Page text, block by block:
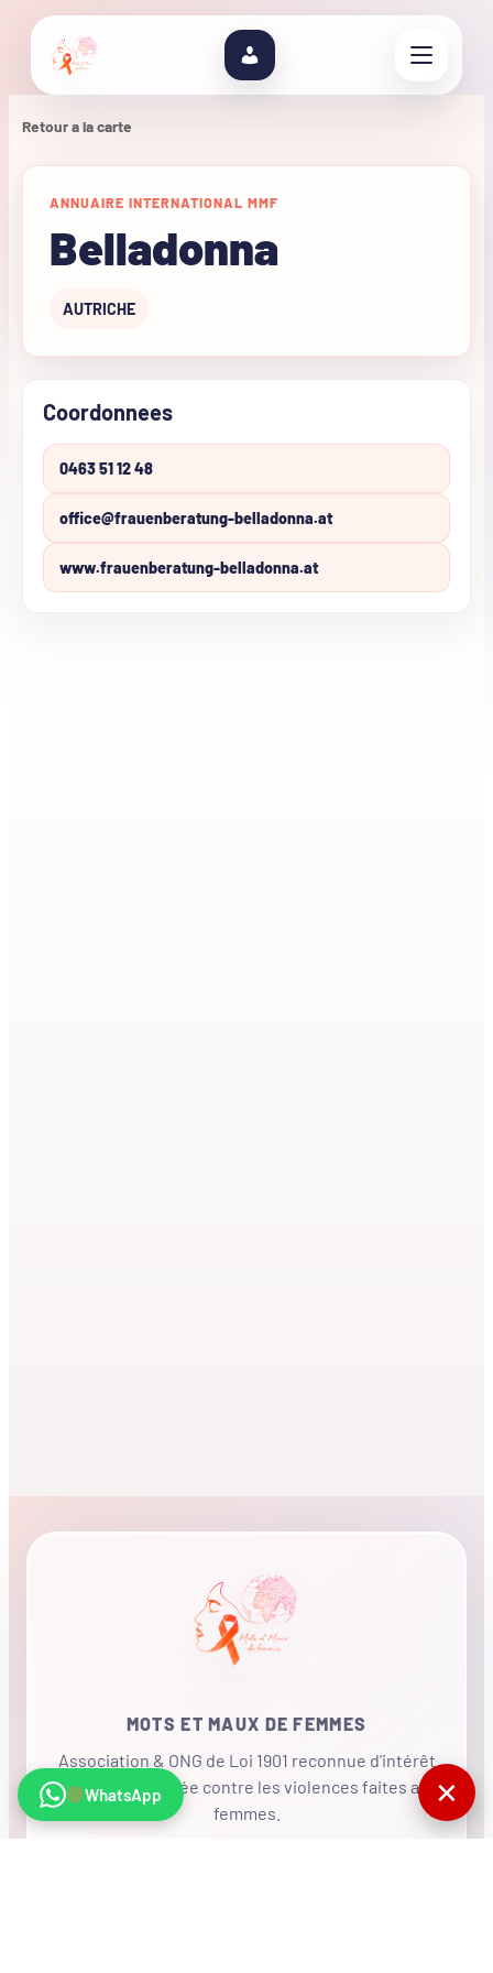
Retour a la carte
ANNUAIRE INTERNATIONAL MMF
Belladonna
AUTRICHE
Coordonnees
0463 51 12 48
office@frauenberatung-belladonna.at
www.frauenberatung-belladonna.at
MOTS ET MAUX DE FEMMES
Association & ONG de Loi 1901 reconnue d'intérêt
général, mobilisée contre les violences faites aux
femmes.
WhatsApp ✕